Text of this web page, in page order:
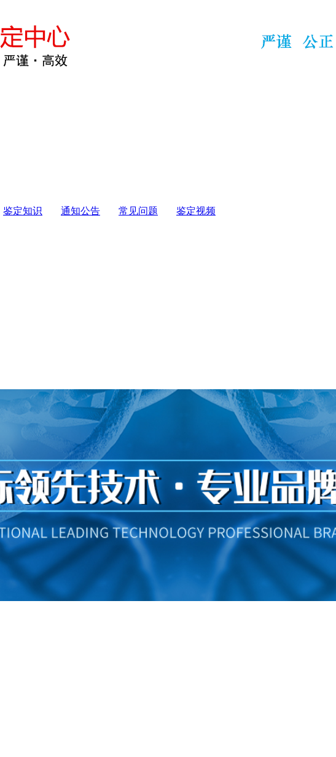
鉴定知识 通知公告 常见问题 鉴定视频